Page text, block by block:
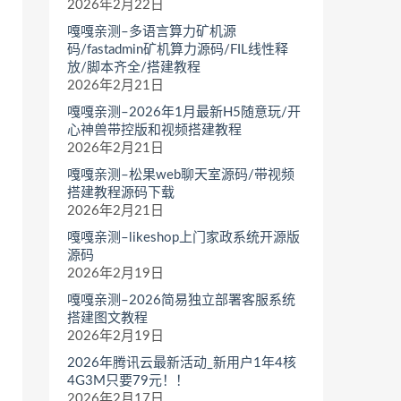
2026年2月22日
嘎嘎亲测–多语言算力矿机源
码/fastadmin矿机算力源码/FIL线性释
放/脚本齐全/搭建教程
2026年2月21日
嘎嘎亲测–2026年1月最新H5随意玩/开
心神兽带控版和视频搭建教程
2026年2月21日
嘎嘎亲测–松果web聊天室源码/带视频
搭建教程源码下载
2026年2月21日
嘎嘎亲测–likeshop上门家政系统开源版
源码
2026年2月19日
嘎嘎亲测–2026简易独立部署客服系统
搭建图文教程
2026年2月19日
2026年腾讯云最新活动_新用户1年4核
4G3M只要79元！！